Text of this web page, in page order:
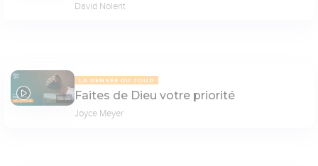
David Nolent
06:59
LA PENSÉE DU JOUR
Faites de Dieu votre priorité
Joyce Meyer